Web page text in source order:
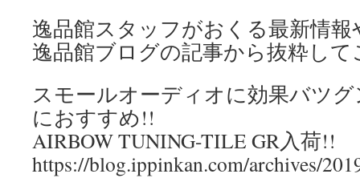
逸品館スタッフがおくる最新情
逸品館ブログの記事から抜粋して
スモールオーディオに効果バツ
におすすめ!!
AIRBOW TUNING-TILE GR入荷!!
https://blog.ippinkan.com/archives/